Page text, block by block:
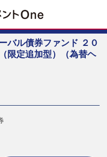
バル債券ファンド ２０
限定追加型）（為替ヘ